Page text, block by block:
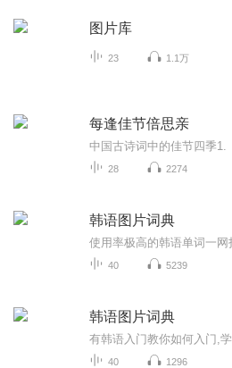
图片库
23 1.1万
每逢佳节倍思亲
28 2274
韩语图片词典
40 5239
韩语图片词典
40 1296